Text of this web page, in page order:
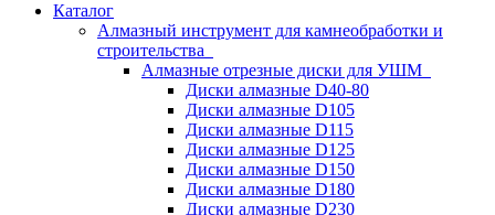
Каталог
Алмазный инструмент для камнеобработки и
строительства
Алмазные отрезные диски для УШМ
Диски алмазные D40-80
Диски алмазные D105
Диски алмазные D115
Диски алмазные D125
Диски алмазные D150
Диски алмазные D180
Диски алмазные D230